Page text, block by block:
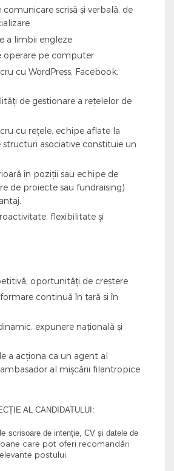
scrisă și verbală, de
a limbii engleze
operare pe computer
cu WordPress, Facebook,
de gestionare a rețelelor de
cu rețele, echipe aflate la
structuri asociative constituie un
în poziții sau echipe de
de proiecte sau fundraising)
flexibilitate şi
oportunități de creștere
continuă în țară si în
expunere națională și
a acționa ca un agent al
al mișcării filantropice
AL CANDIDATULUI:
scrisoare de intenție, CV și datele de
care pot oferi recomandări
postului.